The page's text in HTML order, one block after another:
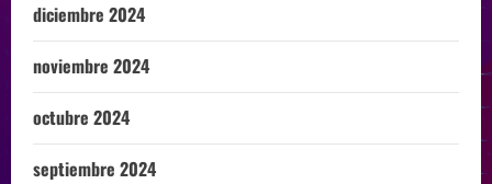
diciembre 2024
noviembre 2024
octubre 2024
septiembre 2024